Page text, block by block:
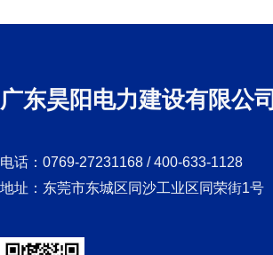
广东昊阳电力建设有限公司
电话：0769-27231168 / 400-633-1128
地址：东莞市东城区同沙工业区同荣街1号